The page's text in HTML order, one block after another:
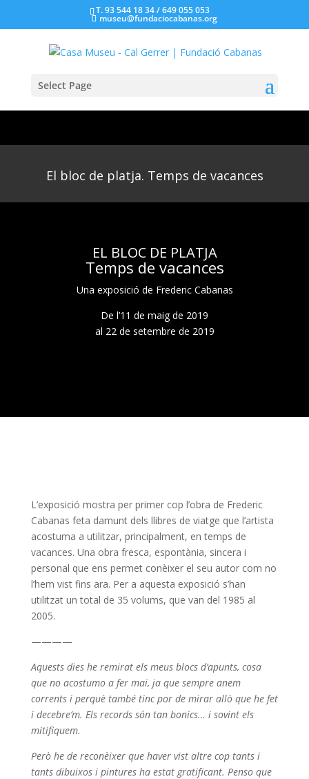
T. 93 544 18 34 / 649 055 053
museu@fundaciocabanas.org
Select Page
El bloc de platja. Temps de vacances
EL BLOC DE PLATJA
Temps de vacances
Una exposició de Frederic Cabanas
De l’11 de maig de 2019
al 22 de setembre de 2019
L’exposició mostra per primer cop l’obra de Frederic
Cabanas feta damunt dels llibres de viatge que l’artista
acostuma a utilitzar, principalment, en temps de
vacances. Una obra fresca, espontània, sincera i
personal que ens permet conèixer el seu autor com no
l’hem vist fins ara. Per a aquesta exposició s’han
utilitzat un total de 35 volums, que van del 1985 al
2005.
————
Aquests dies he remirat els meus blocs d’apunts, cosa
que no acostumo a fer mai, ja que sempre anem
corrents i perquè també tinc por de mirar allò que he fet
i decebre’m. Els records són tan bonics… i sovint els
mitifiquem.
Però he de reconèixer que haver vist altre cop tants i
tants dibuixos i pintures ha estat gratificant. Penso que